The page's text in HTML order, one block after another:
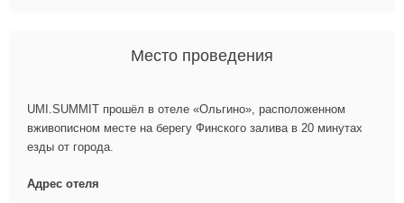
Место проведения
UMI.SUMMIT прошёл в отеле «Ольгино», расположенном
вживописном месте на берегу Финского залива в 20 минутах
езды от города.
Адрес отеля